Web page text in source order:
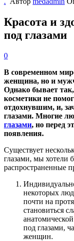
Красота и
под глазами
0
В современном
женщина, но и
Однако бывает
косметики не
отдохнувшим, и,
глазами. Многие
глазами, но перед
появления.
Существует
глазами, мы хотели
распространенные
некоторых
почти на
становиться
под глазами,
женщин.